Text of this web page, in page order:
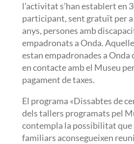
l’activitat s’han establert en
participant, sent gratuït per a
anys, persones amb
empadronats a Onda.
estan empadronades a Onda
en contacte amb el Museu
pagament de taxes.
El programa «Dissabtes de
dels tallers programats pel
contempla la possibilitat que
familiars aconsegueixen